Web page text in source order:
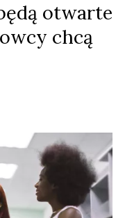
otwarte
chcą